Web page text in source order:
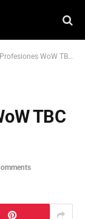
WoW TBC Después del Hype
TBC